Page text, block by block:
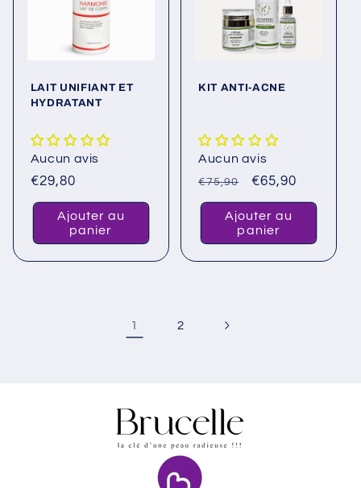
LAIT UNIFIANT ET
HYDRATANT
Aucun avis
Prix
habituel
€29,80
Ajouter au
panier
KIT ANTI-ACNE
Aucun avis
Prix
habituel
€75,90
Prix
promotionnel
€65,90
Ajouter au
panier
1 2